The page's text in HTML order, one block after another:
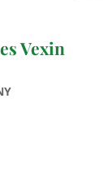
Vexin